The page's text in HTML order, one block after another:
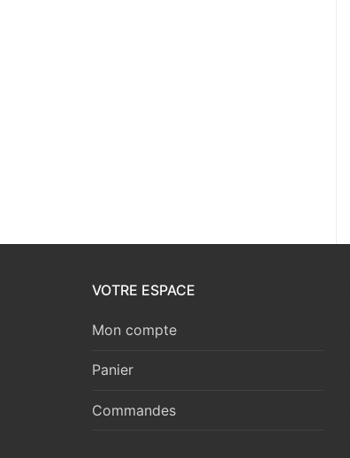
VOTRE ESPACE
Mon compte
Panier
Commandes